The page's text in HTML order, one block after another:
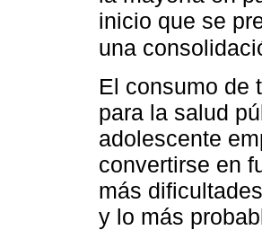
inicio que se
una
El consumo de
para la salud
adolescente
convertirse en
más
y lo más